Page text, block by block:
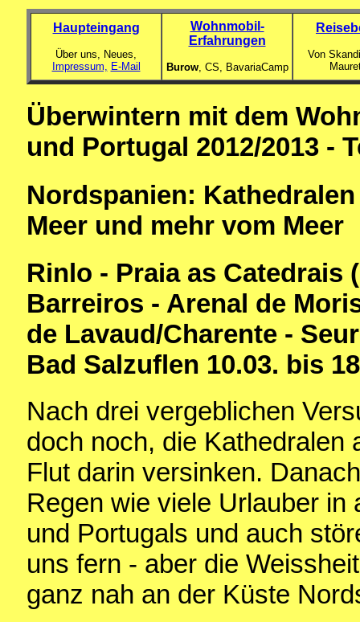
Haupteingang
Über uns, Neues,
Impressum, E-Mail
Wohnmobil-
Erfahrungen
Burow, CS, BavariaCamp
Von
Überwintern mit dem
und Portugal 2012/2013 -
Nordspanien:
Meer und mehr vom Meer
Rinlo - Praia as Catedrais
Barreiros - Arenal de
de Lavaud/Charente -
Bad Salzuflen 10.03. bis
Nach drei vergeblichen
doch noch, die Kathedralen
Flut darin versinken.
Regen wie viele Urlauber in
und Portugals und auch
uns fern - aber die
ganz nah an der Küste